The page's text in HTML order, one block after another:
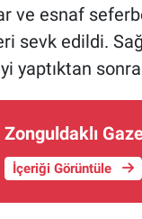
ve esnaf
sevk edildi.
yaptıktan
Zonguldaklı
İçeriği Görüntüle